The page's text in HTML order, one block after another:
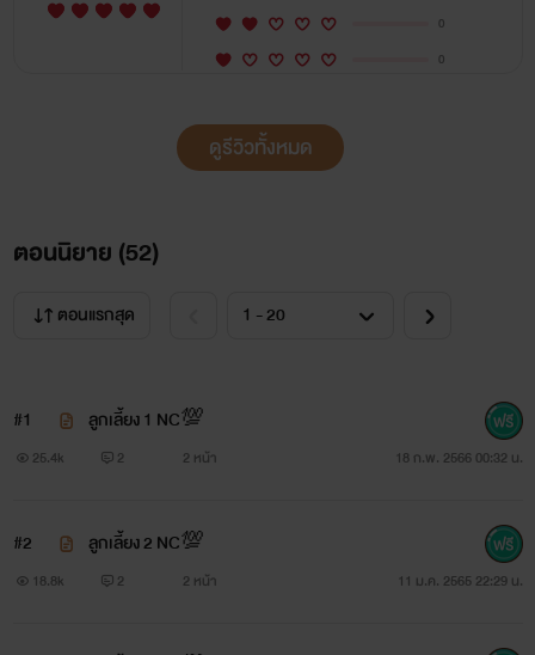
0
0
ดูรีวิวทั้งหมด
ตอนนิยาย (52)
ตอนแรกสุด
#1 ลูกเลี้ยง 1 NC💯
25.4k 2 2 หน้า 18 ก.พ. 2566 00:32 น.
#2 ลูกเลี้ยง 2 NC💯
18.8k 2 2 หน้า 11 ม.ค. 2565 22:29 น.